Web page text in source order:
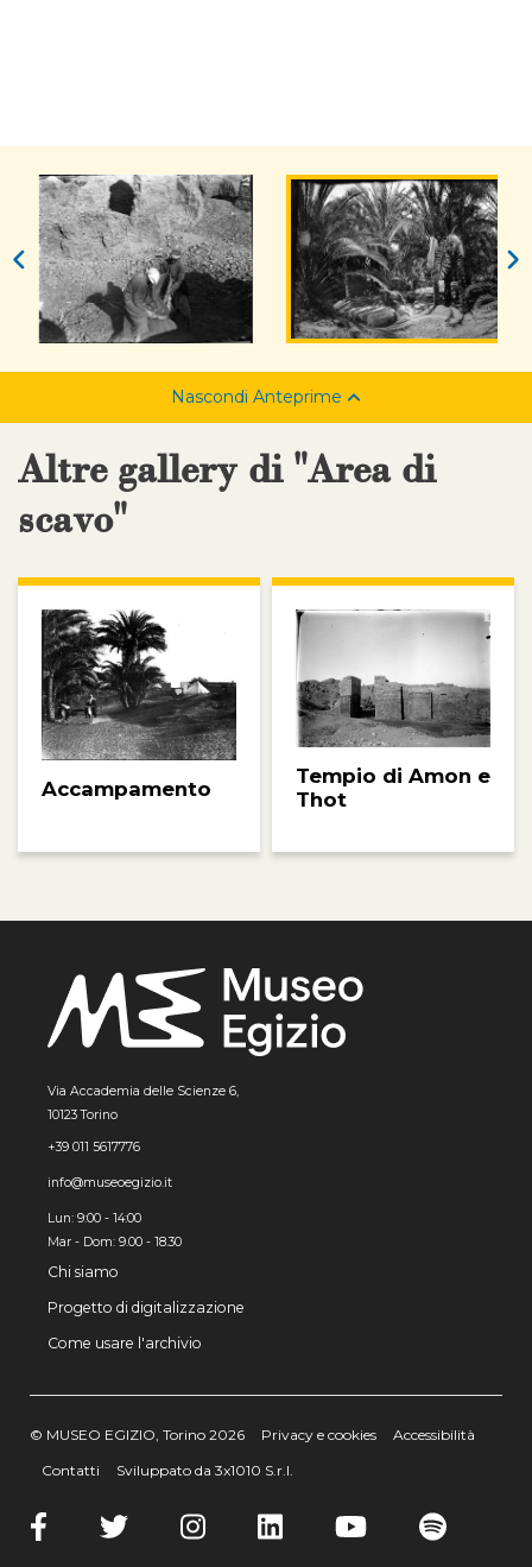
Nascondi Anteprime
Altre gallery di "Area di
scavo"
Accampamento
Tempio di Amon e
Thot
Via Accademia delle Scienze 6,
10123 Torino
+39 011 5617776
info@museoegizio.it
Lun: 9:00 - 14:00
Mar - Dom: 9.00 - 18.30
Chi siamo
Progetto di digitalizzazione
Come usare l'archivio
© MUSEO EGIZIO, Torino 2026 Privacy e cookies
Accessibilità
Contatti
Sviluppato da 3x1010 S.r.l.